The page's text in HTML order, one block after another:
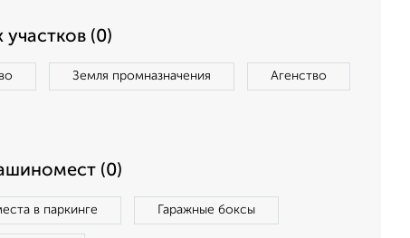
(0)
Земля промназначения Агенство
(0)
в паркинге Гаражные боксы